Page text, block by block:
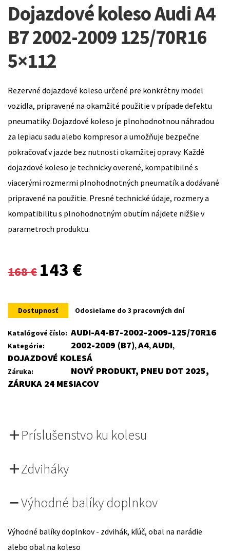
Dojazdové koleso Audi A4
B7 2002-2009 125/70R16
5×112
Rezervné dojazdové koleso určené pre konkrétny model
vozidla, pripravené na okamžité použitie v prípade defektu
pneumatiky. Dojazdové koleso je plnohodnotnou náhradou
za lepiacu sadu alebo kompresor a umožňuje bezpečne
pokračovať v jazde bez nutnosti okamžitej opravy. Každé
dojazdové koleso je technicky overené, kompatibilné s
viacerými rozmermi plnohodnotných pneumatík a dodávané
pripravené na použitie. Presné technické údaje, rozmery a
kompatibilitu s plnohodnotným obutím nájdete nižšie v
parametroch produktu.
168€
Original
was:
168 €.
143 €
is:
143 €.
Dostupnosť Odosielame do 3 pracovných dní
Katalógové číslo: AUDI-A4-B7-2002-2009-125/70R16
Kategórie: 2002-2009 (B7),A4,AUDI,
DOJAZDOVÉ KOLESÁ
Záruka:
NOVÝ PRODUKT, PNEU DOT 2025,
ZÁRUKA 24 MESIACOV
Príslušenstvo ku kolesu
Zdviháky
Výhodné balíky doplnkov
Výhodné balíky doplnkov - zdvihák, kľúč, obal na narádie
alebo obal na koleso